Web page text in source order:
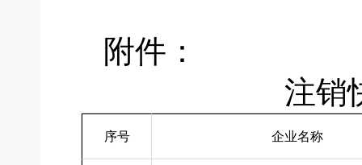
附件：
注销
序号 企业名称